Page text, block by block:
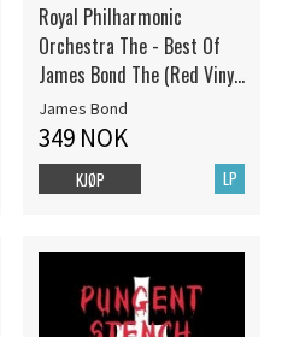
Royal Philharmonic
Orchestra The - Best Of
James Bond The (Red Vinyl
L
James Bond
349 NOK
LP
KJØP